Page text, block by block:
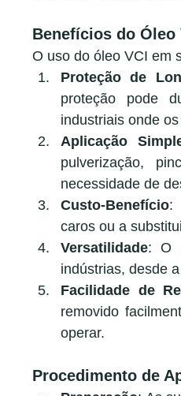
Benefícios do Óleo
O uso do óleo VCI em
Proteção de
proteção pode
industriais onde
Aplicação
pulverização,
necessidade de
Custo-Benefício:
caros ou a
Versatilidade: O
indústrias, desde
Facilidade de
removido
operar.
Procedimento de